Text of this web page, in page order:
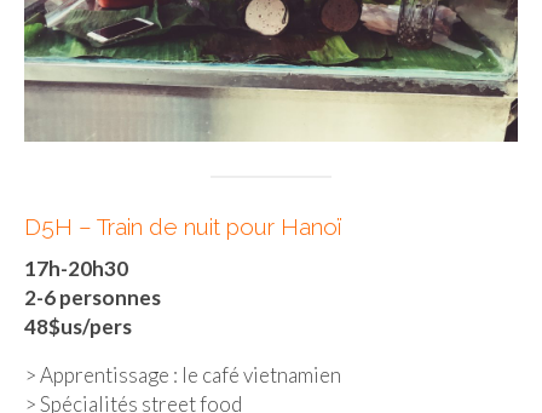
BONNES ADRESSES
BERLIN
Restos asiatiques
CHIANG MAI
Cafés
HANOI
Cafés insolites
D5H – Train de nuit pour Hanoï
17h-20h30
2-6 personnes
48$us/pers
> Apprentissage : le café vietnamien
> Spécialités street food